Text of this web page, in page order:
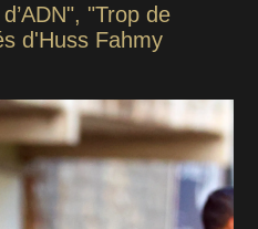
"Trop de
d'Huss Fahmy